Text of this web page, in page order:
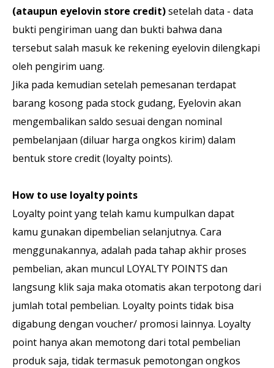
(ataupun eyelovin store credit)setelah data - data
bukti pengiriman uang dan bukti bahwa dana
tersebut salah masuk ke rekening eyelovin dilengkapi
oleh pengirim uang.
Jika pada kemudian setelah pemesanan terdapat
barang kosong pada stock gudang, Eyelovin akan
mengembalikan saldo sesuai dengan nominal
pembelanjaan (diluar harga ongkos kirim) dalam
bentuk store credit (loyalty points).
How to use loyalty points
Loyalty point yang telah kamu kumpulkan dapat
kamu gunakan dipembelian selanjutnya. Cara
menggunakannya, adalah pada tahap akhir proses
pembelian, akan muncul LOYALTY POINTS dan
langsung klik saja maka otomatis akan terpotong dari
jumlah total pembelian. Loyalty points tidak bisa
digabung dengan voucher/ promosi lainnya. Loyalty
point hanya akan memotong dari total pembelian
produk saja, tidak termasuk pemotongan ongkos